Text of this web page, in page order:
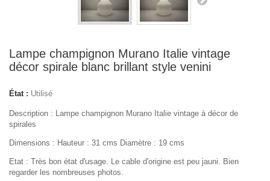
Lampe champignon Murano Italie vintage
décor spirale blanc brillant style venini
État : Utilisé
Description : Lampe champignon Murano Italie vintage à décor de
spirales
Dimensions : Hauteur : 31 cms Diamètre : 19 cms
Etat : Très bon état d'usage. Le cable d'origine est peu jauni. Bien
regarder les nombreuses photos.